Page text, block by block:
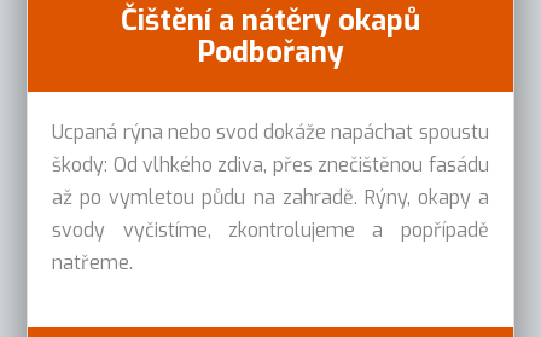
Čištění a nátěry okapů
Podbořany
Ucpaná rýna nebo svod dokáže napáchat spoustu
škody: Od vlhkého zdiva, přes znečištěnou fasádu
až po vymletou půdu na zahradě. Rýny, okapy a
svody vyčistíme, zkontrolujeme a popřípadě
natřeme.